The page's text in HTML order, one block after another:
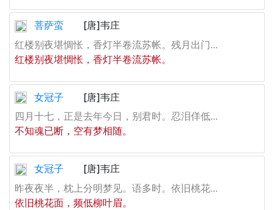
菩萨蛮
[唐]韦庄
红楼别夜堪惆怅，香灯半卷流苏帐。残月出门...
红楼别夜堪惆怅，香灯半卷流苏帐。
女冠子
[唐]韦庄
四月十七，正是去年今日，别君时。忍泪佯低...
不知魂已断，空有梦相随。
女冠子
[唐]韦庄
昨夜夜半，枕上分明梦见。语多时。依旧桃花...
依旧桃花面，频低柳叶眉。